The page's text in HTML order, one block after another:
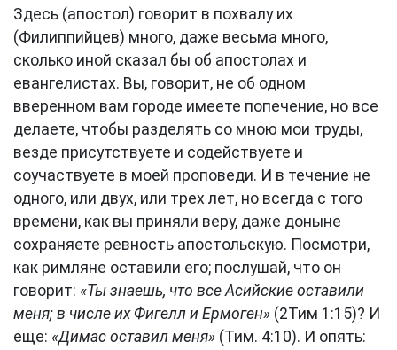
Здесь (апостол) говорит в похвалу их
(Филиппийцев) много, даже весьма много,
сколько иной сказал бы об апостолах и
евангелистах. Вы, говорит, не об одном
вверенном вам городе имеете попечение, но все
делаете, чтобы разделять со мною мои труды,
везде присутствуете и содействуете и
соучаствуете в моей проповеди. И в течение не
одного, или двух, или трех лет, но всегда с того
времени, как вы приняли веру, даже доныне
сохраняете ревность апостольскую. Посмотри,
как римляне оставили его; послушай, что он
говорит: «Ты знаешь, что все Асийские оставили
меня; в числе их Фигелл и Ермоген» (2Тим 1:15)? И
еще: «Димас оставил меня» (Тим. 4:10). И опять: